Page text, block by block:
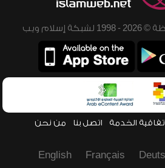
ويب
الخدمة اتصل بنا من نحن
Français
English